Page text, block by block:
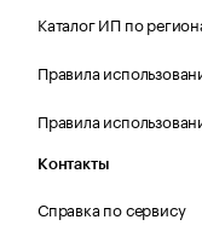
Каталог ИП по
Правила
Правила
Контакты
Справка по сервису